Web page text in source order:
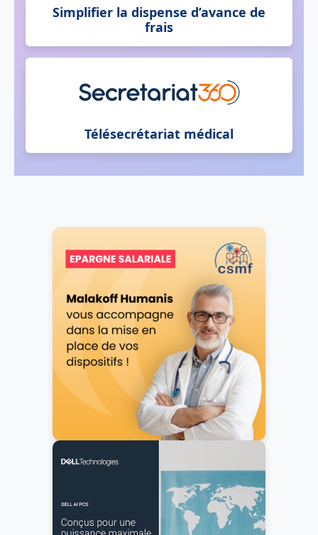
Simplifier la dispense d’avance de
frais
Télésecrétariat médical